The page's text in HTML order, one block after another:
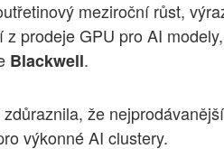
meziroční růst,
z prodeje GPU pro AI
Blackwell.
zdůraznila, že
výkonné AI clustery.